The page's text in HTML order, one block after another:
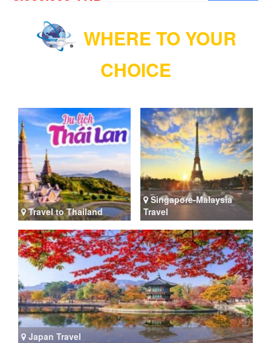
WHERE TO YOUR
CHOICE
Travel to Thailand
Singapore-Malaysia
Travel
Japan Travel